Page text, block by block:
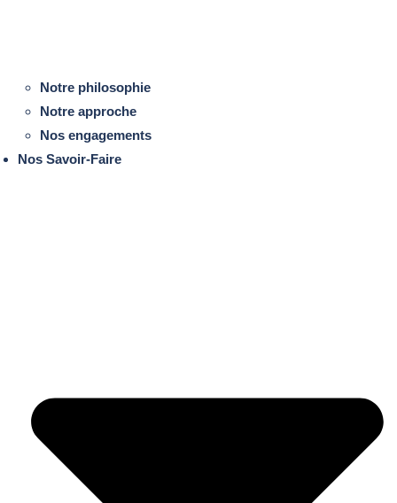
Notre philosophie
Notre approche
Nos engagements
Nos Savoir-Faire